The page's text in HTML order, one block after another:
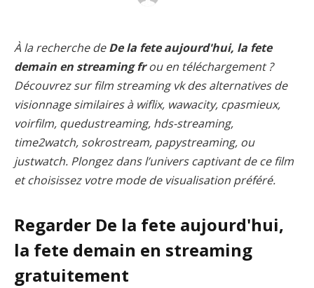
À la recherche deDe la fete aujourd'hui, la fete
demain en streaming frou en téléchargement ?
Découvrez sur film streaming vk des alternatives de
visionnage similaires à wiflix, wawacity, cpasmieux,
voirfilm, quedustreaming, hds-streaming,
time2watch, sokrostream, papystreaming, ou
justwatch. Plongez dans l’univers captivant de ce film
et choisissez votre mode de visualisation préféré.
Regarder De la fete aujourd'hui,
la fete demain en streaming
gratuitement